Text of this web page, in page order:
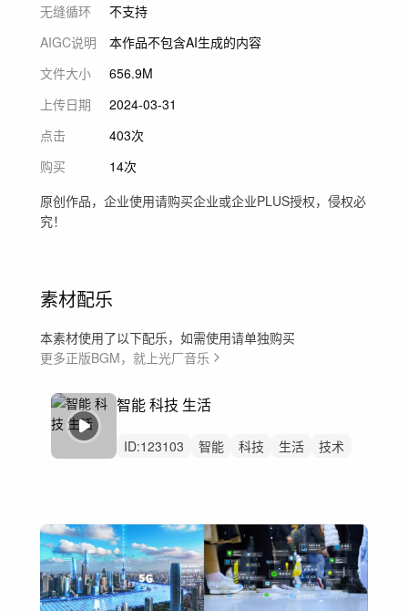
无缝循环
不支持
AIGC说明
本作品不包含AI生成的内容
文件大小
656.9M
上传日期
2024-03-31
点击
403次
购买
14次
原创作品，企业使用请购买企业或企业PLUS授权，侵权必
究！
素材配乐
本素材使用了以下配乐，如需使用请单独购买
更多正版BGM，就上光厂音乐
智能 科技 生活
ID:123103 智能 科技 生活
技术